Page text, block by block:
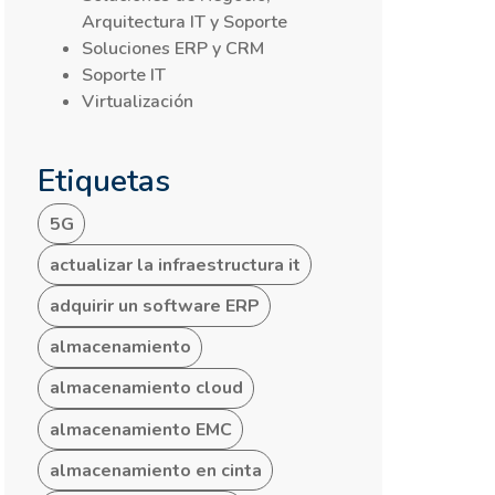
Arquitectura IT y Soporte
Soluciones ERP y CRM
Soporte IT
Virtualización
Etiquetas
5G
actualizar la infraestructura it
adquirir un software ERP
almacenamiento
almacenamiento cloud
almacenamiento EMC
almacenamiento en cinta